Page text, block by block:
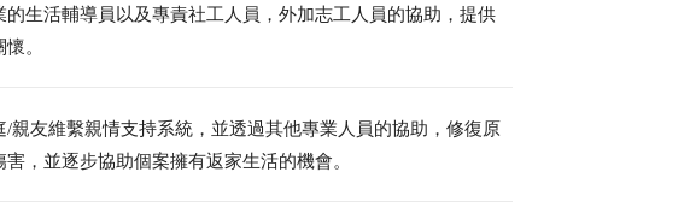
生活輔導員以及專責社工人員，外加志工人員的協助，提供
。
親友維繫親情支持系統，並透過其他專業人員的協助，修復原
，並逐步協助個案擁有返家生活的機會。